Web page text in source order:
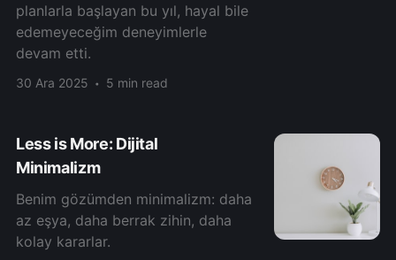
planlarla başlayan bu yıl, hayal bile
edemeyeceğim deneyimlerle
devam etti.
30 Ara 2025 5 min read
Less is More: Dijital
Minimalizm
Benim gözümden minimalizm: daha
az eşya, daha berrak zihin, daha
kolay kararlar.